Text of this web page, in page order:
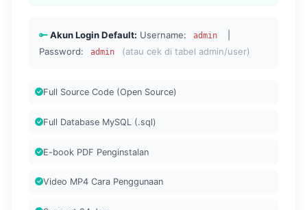
Akun Login Default: Username: admin
Password:
admin (atau cek di tabel admin/user)
Full Source Code (Open Source)
Full Database MySQL (.sql)
E-book PDF Penginstalan
Video MP4 Cara Penggunaan